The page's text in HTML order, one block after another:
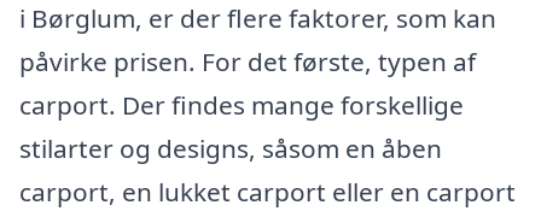
i Børglum, er der flere faktorer, som kan
påvirke prisen. For det første, typen af
carport. Der findes mange forskellige
stilarter og designs, såsom en åben
carport, en lukket carport eller en carport